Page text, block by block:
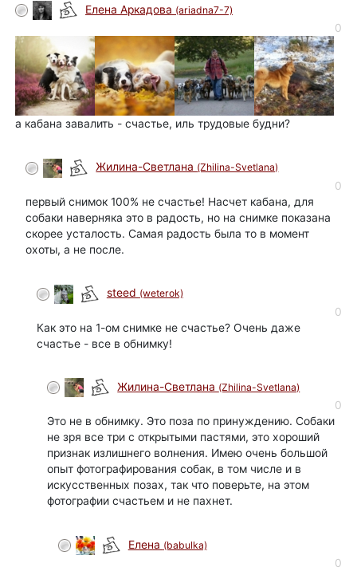
Елена Аркадова (ariadna7-7)
0
а кабана завалить - счастье, иль трудовые будни?
Жилина-Светлана (Zhilina-Svetlana)
0
первый снимок 100% не счастье! Насчет кабана, для
собаки наверняка это в радость, но на снимке показана
скорее усталость. Самая радость была то в момент
охоты, а не после.
steed (weterok)
0
Как это на 1-ом снимке не счастье? Очень даже
счастье - все в обнимку!
Жилина-Светлана (Zhilina-Svetlana)
0
Это не в обнимку. Это поза по принуждению. Собаки
не зря все три с открытыми пастями, это хороший
признак излишнего волнения. Имею очень большой
опыт фотографирования собак, в том числе и в
искусственных позах, так что поверьте, на этом
фотографии счастьем и не пахнет.
Елена (babulka)
0